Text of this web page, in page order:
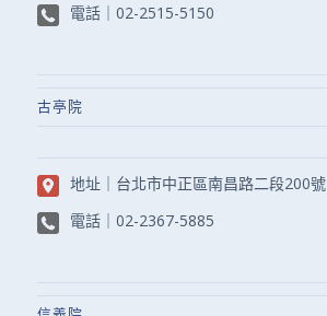
電話｜ 02-2515-5150
古亭院
地址｜ 台北市中正區南昌路二段200號
電話｜ 02-2367-5885